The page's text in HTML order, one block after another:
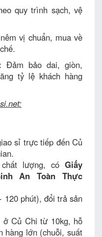
quy trình sạch, vệ
vị chuẩn, mua về
Đảm bảo dai, giòn,
tỷ lệ khách hàng
sỉ trực tiếp đến Củ
lượng, có Giấy
An Toàn Thực
120 phút), đổi trả sản
Củ Chi từ 10kg, hỗ
hàng lớn (chuỗi, suất